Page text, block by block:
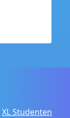
XL Studenten